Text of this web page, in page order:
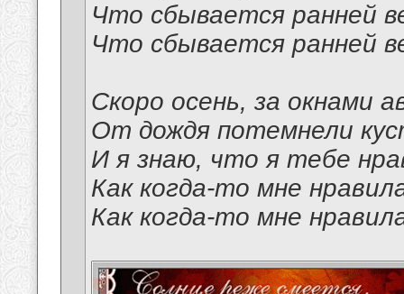
Что сбывается ранней
Что сбывается ранней
Скоро осень, за окнами
От дождя потемнели
И я знаю, что я тебе
Как когда-то мне
Как когда-то мне